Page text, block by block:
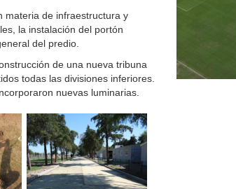
materia de infraestructura y
la instalación del portón
del predio.
de una nueva tribuna
todas las divisiones inferiores.
nuevas luminarias.